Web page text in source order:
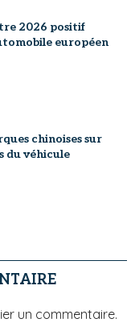
2026 positif
européen
chinoises sur
du véhicule
un commentaire.